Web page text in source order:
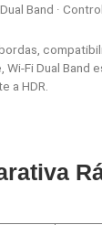
Band ·
Fi Dual Band
a HDR.